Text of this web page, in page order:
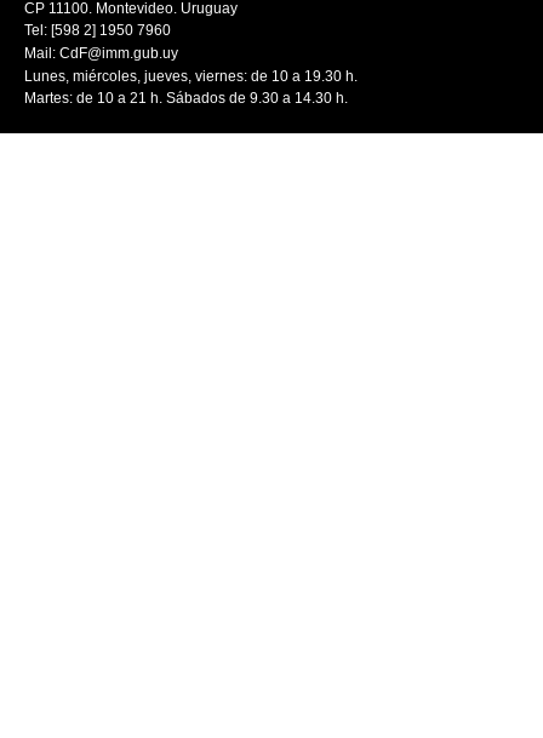
CP 11100. Montevideo. Uruguay
Tel: [598 2] 1950 7960
Mail: CdF@imm.gub.uy
Lunes, miércoles, jueves, viernes: de 10 a 19.30 h.
Martes: de 10 a 21 h. Sábados de 9.30 a 14.30 h.